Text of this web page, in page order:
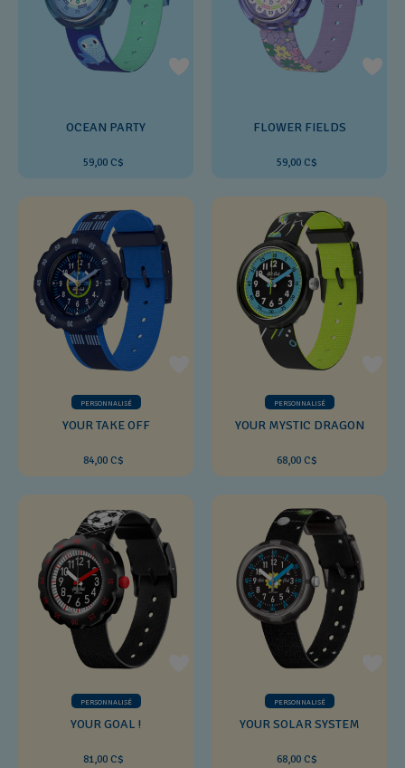
OCEAN PARTY
59,00 C$
FLOWER FIELDS
59,00 C$
PERSONNALISÉ
YOUR TAKE OFF
84,00 C$
PERSONNALISÉ
YOUR MYSTIC DRAGON
68,00 C$
PERSONNALISÉ
YOUR GOAL !
81,00 C$
PERSONNALISÉ
YOUR SOLAR SYSTEM
68,00 C$